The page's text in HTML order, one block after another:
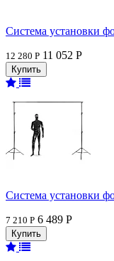
Система установки
12 280 Р 11 052 Р
Система установки
7 210 Р 6 489 Р